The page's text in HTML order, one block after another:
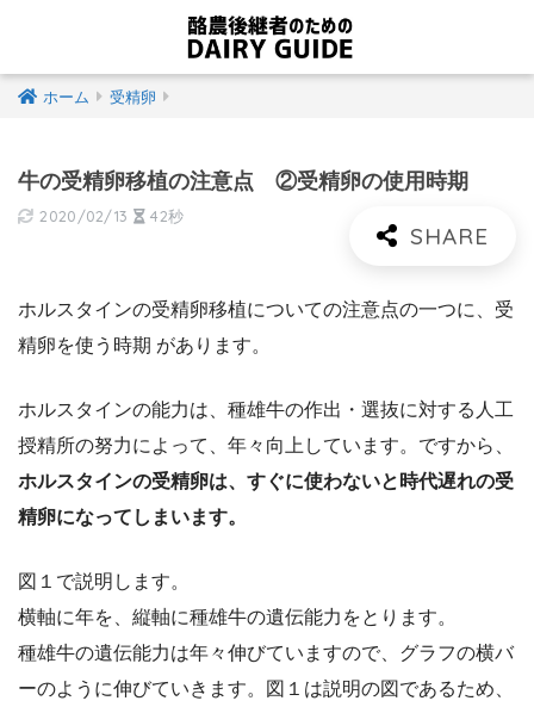
ホーム 受精卵
牛の受精卵移植の注意点 ②受精卵の使用時期
2020/02/13 42秒
ホルスタインの受精卵移植についての注意点の一つに、受
精卵を使う時期 があります。
ホルスタインの能力は、種雄牛の作出・選抜に対する人工
授精所の努力によって、年々向上しています。ですから、
ホルスタインの受精卵は、すぐに使わないと時代遅れの受
精卵になってしまいます。
図１で説明します。
横軸に年を、縦軸に種雄牛の遺伝能力をとります。
種雄牛の遺伝能力は年々伸びていますので、グラフの横バ
ーのように伸びていきます。図１は説明の図であるため、